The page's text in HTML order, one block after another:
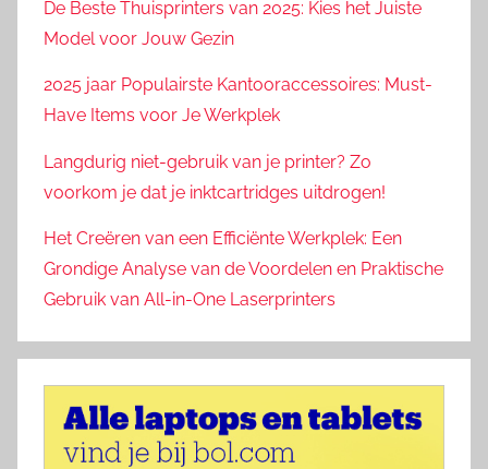
De Beste Thuisprinters van 2025: Kies het Juiste
Model voor Jouw Gezin
2025 jaar Populairste Kantooraccessoires: Must-
Have Items voor Je Werkplek
Langdurig niet-gebruik van je printer? Zo
voorkom je dat je inktcartridges uitdrogen!
Het Creëren van een Efficiënte Werkplek: Een
Grondige Analyse van de Voordelen en Praktische
Gebruik van All-in-One Laserprinters